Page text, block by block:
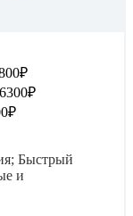
Быстрый
и